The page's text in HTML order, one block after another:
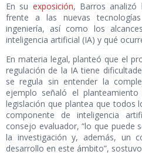
En su exposición, Barros analizó
frente a las nuevas
ingeniería, así como los
inteligencia artificial (IA) y qué
En materia legal, planteó que el
regulación de la IA tiene
se regula sin entender la
ejemplo señaló el
legislación que plantea que todos
componente de inteligencia
consejo evaluador, “lo que puede
la investigación y, además, un
desarrollo en este ámbito”,